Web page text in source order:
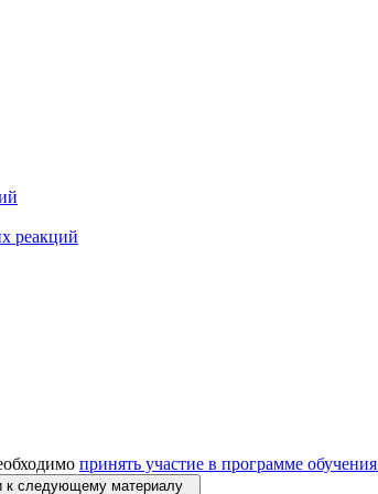
реакций
принять участие в программе обучения
к следующему материалу